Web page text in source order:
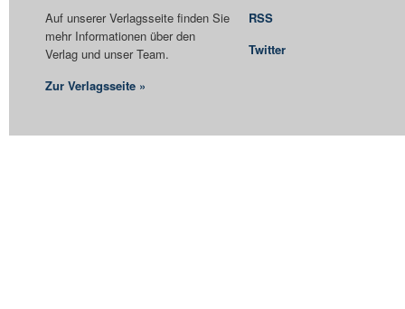
Auf unserer Verlagsseite finden Sie
mehr Informationen über den
Verlag und unser Team.
Zur Verlagsseite »
RSS
Twitter